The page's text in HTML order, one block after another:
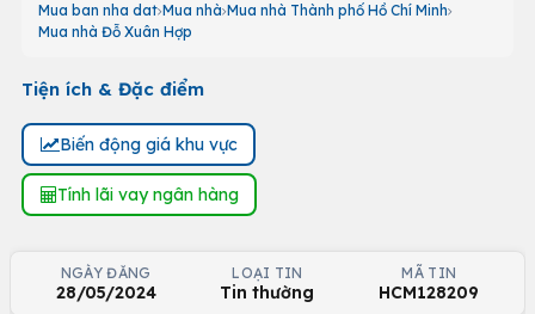
Mua ban nha dat Mua nhà Mua nhà Thành phố Hồ Chí Minh
Mua nhà Đỗ Xuân Hợp
Tiện ích & Đặc điểm
Biến động giá khu vực
Tính lãi vay ngân hàng
NGÀY ĐĂNG
28/05/2024
LOẠI TIN
Tin thường
MÃ TIN
HCM128209